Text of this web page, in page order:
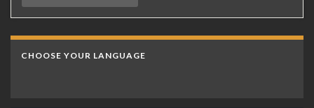
CHOOSE YOUR LANGUAGE